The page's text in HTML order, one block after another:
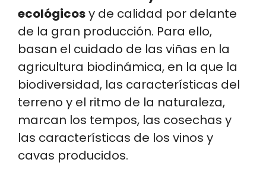
ecológicosy de calidad por delante
de la gran producción. Para ello,
basan el cuidado de las viñas en la
agricultura biodinámica, en la que la
biodiversidad, las características del
terreno y el ritmo de la naturaleza,
marcan los tempos, las cosechas y
las características de los vinos y
cavas producidos.